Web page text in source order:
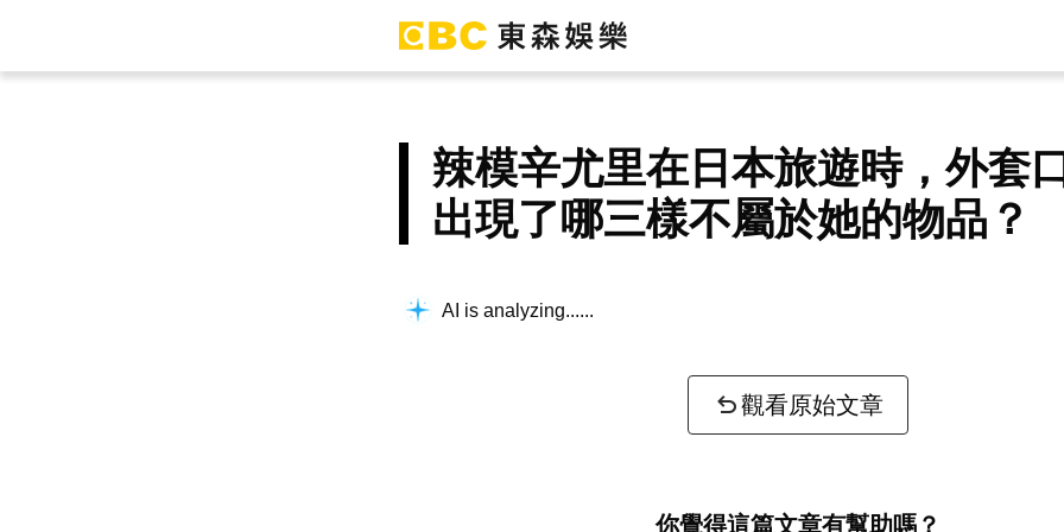
辣模辛尤里在日本旅遊時，外套
出現了哪三樣不屬於她的物品？
AI is analyzing...
觀看原始文章
你覺得這篇文章有幫助嗎？